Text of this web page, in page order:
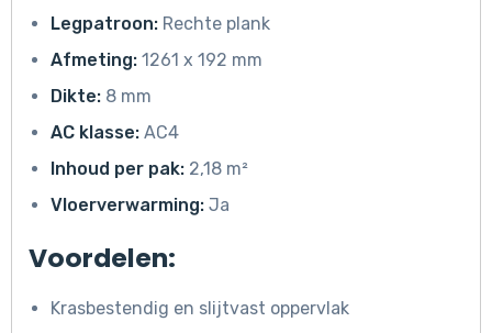
Legpatroon: Rechte plank
Afmeting: 1261 x 192 mm
Dikte: 8 mm
AC klasse: AC4
Inhoud per pak: 2,18 m²
Vloerverwarming: Ja
Voordelen:
Krasbestendig en slijtvast oppervlak